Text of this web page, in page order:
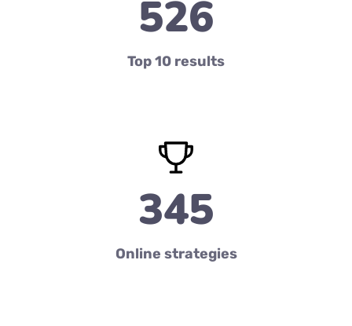
526
Top 10 results
345
Online strategies